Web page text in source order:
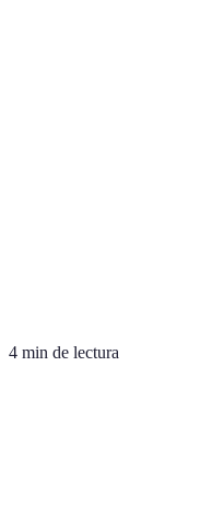
4 min de lectura